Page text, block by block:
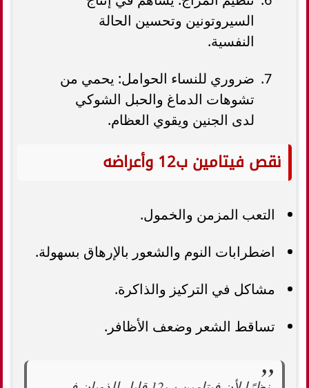
السيروتونين وتحسين الحالة
النفسية.
ضروري للنساء الحوامل: يحمي من
تشوهات الدماغ والحبل الشوكي
لدى الجنين ويقوي العظام.
نقص فيتامين ب12 وأعراضه
التعب المزمن والخمول.
اضطرابات النوم والشعور بالإرهاق بسهولة.
مشاكل في التركيز والذاكرة.
تساقط الشعر وضعف الأظافر.